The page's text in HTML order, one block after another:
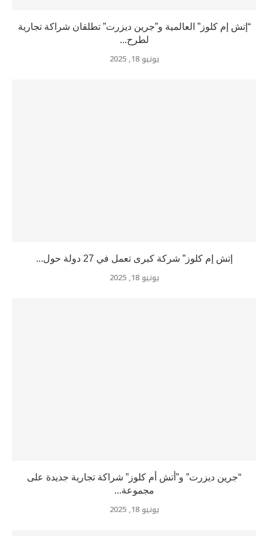
“إتش إم كلوز” العالمية و”جرين ديزرت” تطلقان شراكة تجارية
لطرح...
يونيو 18, 2025
إتش إم كلوز” شركة كبرى تعمل في 27 دولة حول...
يونيو 18, 2025
“جرين ديزرت” و”أتش أم كلوز” شراكة تجارية جديدة على
مجموعة...
يونيو 18, 2025